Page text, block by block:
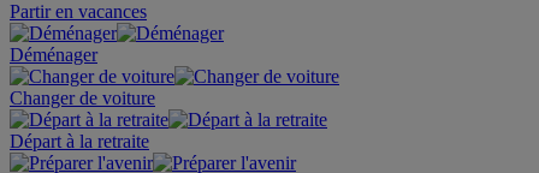
Partir en vacances
Déménager
Changer de voiture
Départ à la retraite